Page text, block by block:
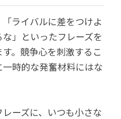
ライバルに差をつけよ
」といったフレーズを
。競争心を刺激するこ
時的な発奮材料にはな
ーズに、いつも小さな